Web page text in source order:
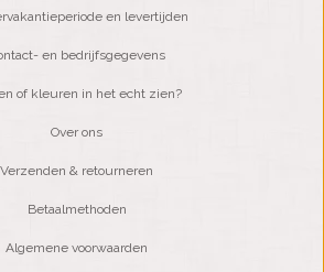
en levertijden
en bedrijfsgegevens
of kleuren in het echt zien?
Over ons
Verzenden & retourneren
Betaalmethoden
Algemene voorwaarden